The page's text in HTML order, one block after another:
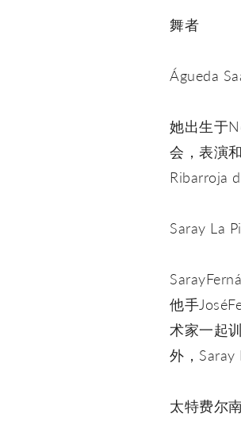
舞者
Águeda
她出生于
会，表演
Ribarroja
Saray La
他手
术家一起
外，
太特费尔